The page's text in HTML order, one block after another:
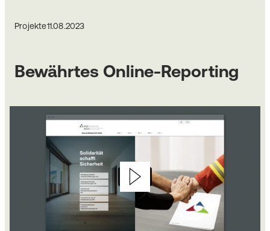
Projekte11.08.2023
Bewährtes Online-Reporting